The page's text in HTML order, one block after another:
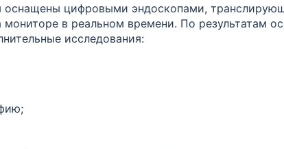
цифровыми эндоскопами,
мониторе в реальном времени. По результатам
исследования: